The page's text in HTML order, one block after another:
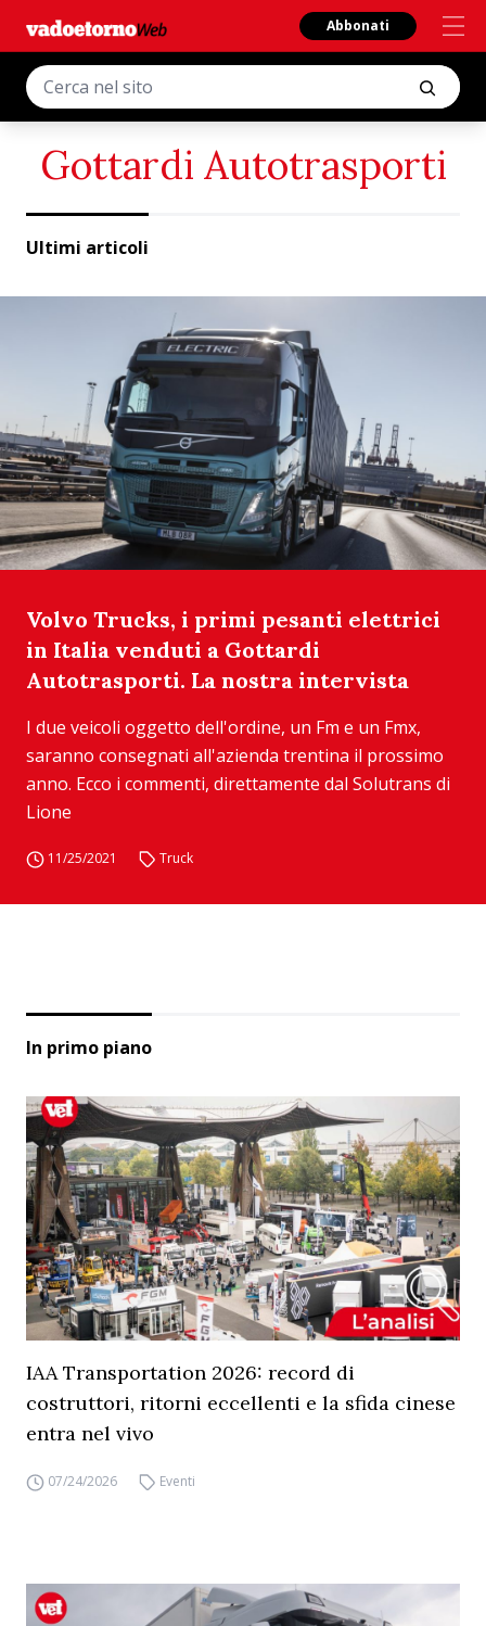
Abbonati
Gottardi Autotrasporti
Ultimi articoli
Volvo Trucks, i primi pesanti elettrici
in Italia venduti a Gottardi
Autotrasporti. La nostra intervista
I due veicoli oggetto dell'ordine, un Fm e un Fmx,
saranno consegnati all'azienda trentina il prossimo
anno. Ecco i commenti, direttamente dal Solutrans di
Lione
11/25/2021 Truck
In primo piano
IAA Transportation 2026: record di
costruttori, ritorni eccellenti e la sfida cinese
entra nel vivo
07/24/2026 Eventi